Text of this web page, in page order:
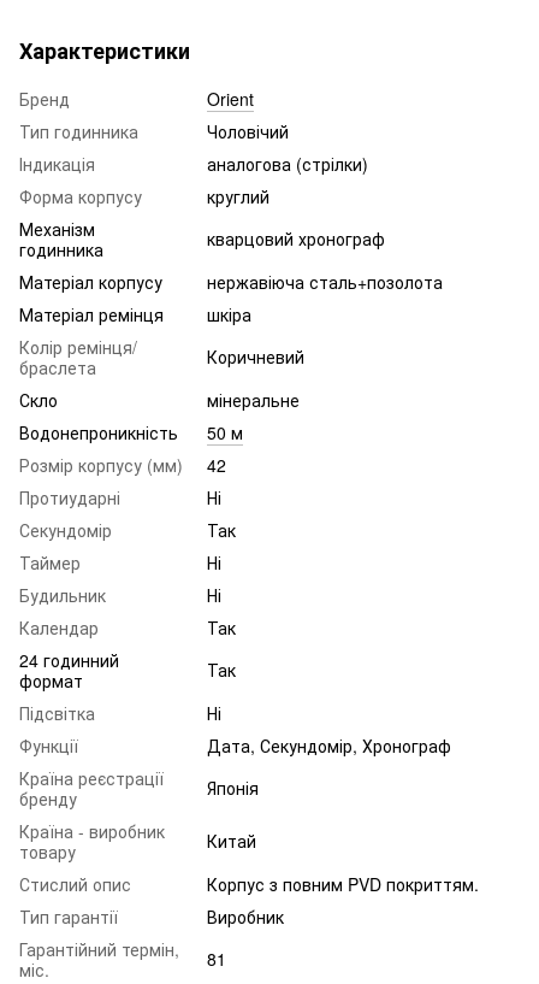
Характеристики
Бренд
Orient
Тип годинника
Чоловічий
Індикація
аналогова (стрілки)
Форма корпусу
круглий
Механізм
годинника
кварцовий хронограф
Матеріал корпусу
нержавіюча сталь+позолота
Матеріал ремінця
шкіра
Колір ремінця/
браслета
Коричневий
Скло
мінеральне
Водонепроникність
50 м
Розмір корпусу (мм)
42
Протиударні
Ні
Секундомір
Так
Таймер
Ні
Будильник
Ні
Календар
Так
24 годинний
формат
Так
Підсвітка
Ні
Функції
Дата, Секундомір, Хронограф
Країна реєстрації
бренду
Японія
Країна - виробник
товару
Китай
Стислий опис
Корпус з повним PVD покриттям.
Тип гарантії
Виробник
Гарантійний термін,
міс.
81